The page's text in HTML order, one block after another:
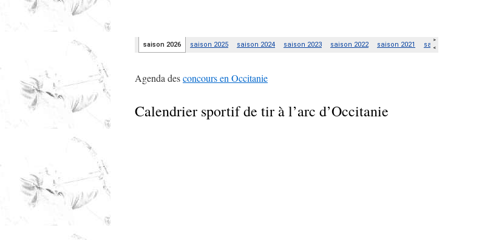
Agenda desconcours en Occitanie
Calendrier sportif de tir à l’arc d’Occitanie